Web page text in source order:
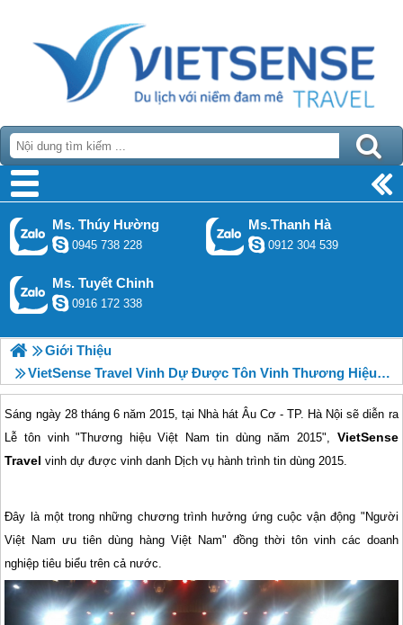
Ms. Thúy Hường
0945 738 228
Ms.Thanh Hà
0912 304 539
Ms. Tuyết Chinh
0916 172 338
Giới Thiệu
VietSense Travel Vinh Dự Được Tôn Vinh Thương Hiệu Việt Nam Tin Dùng 2015
Sáng ngày 28 tháng 6 năm 2015, tại Nhà hát Âu Cơ - TP. Hà Nội sẽ diễn ra
Lễ tôn vinh "Thương hiệu Việt Nam tin dùng năm 2015", VietSense
Travel vinh dự được vinh danh Dịch vụ hành trình tin dùng 2015.
Đây là một trong những chương trình hưởng ứng cuộc vận động "Người
Việt Nam ưu tiên dùng hàng Việt Nam" đồng thời tôn vinh các doanh
nghiệp tiêu biểu trên cả nước.